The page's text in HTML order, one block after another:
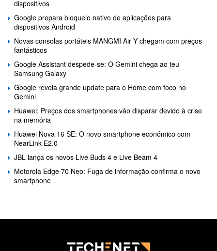
dispositivos
Google prepara bloqueio nativo de aplicações para
dispositivos Android
Novas consolas portáteis MANGMI Air Y chegam com preços
fantásticos
Google Assistant despede-se: O Gemini chega ao teu
Samsung Galaxy
Google revela grande update para o Home com foco no
Gemini
Huawei: Preços dos smartphones vão disparar devido à crise
na memória
Huawei Nova 16 SE: O novo smartphone económico com
NearLink E2.0
JBL lança os novos Live Buds 4 e Live Beam 4
Motorola Edge 70 Neo: Fuga de informação confirma o novo
smartphone